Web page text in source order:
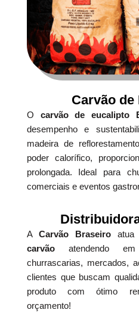
Carvão
O carvão de eucalipto
desempenho e
madeira de
poder calorífico,
prolongada. Ideal para
comerciais e eventos
ACarvão Braseiro atua
carvãoatendendo em
churrascarias, mercados,
clientes que buscam
produto com ótimo
orçamento!